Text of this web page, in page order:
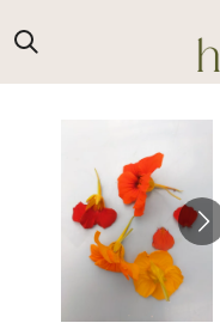
direct
naar